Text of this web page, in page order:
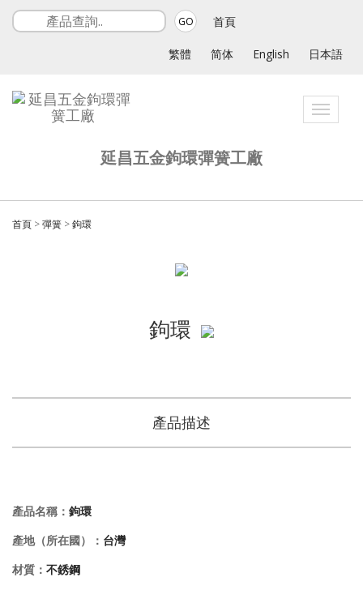
GO 首頁
繁體 简体 English 日本語
Toggle
延昌五金鉤環彈簧工廠
首頁 >彈簧 >鉤環
鉤環
產品描述
產品名稱： 鉤環
產地（所在國）： 台灣
材質： 不銹鋼